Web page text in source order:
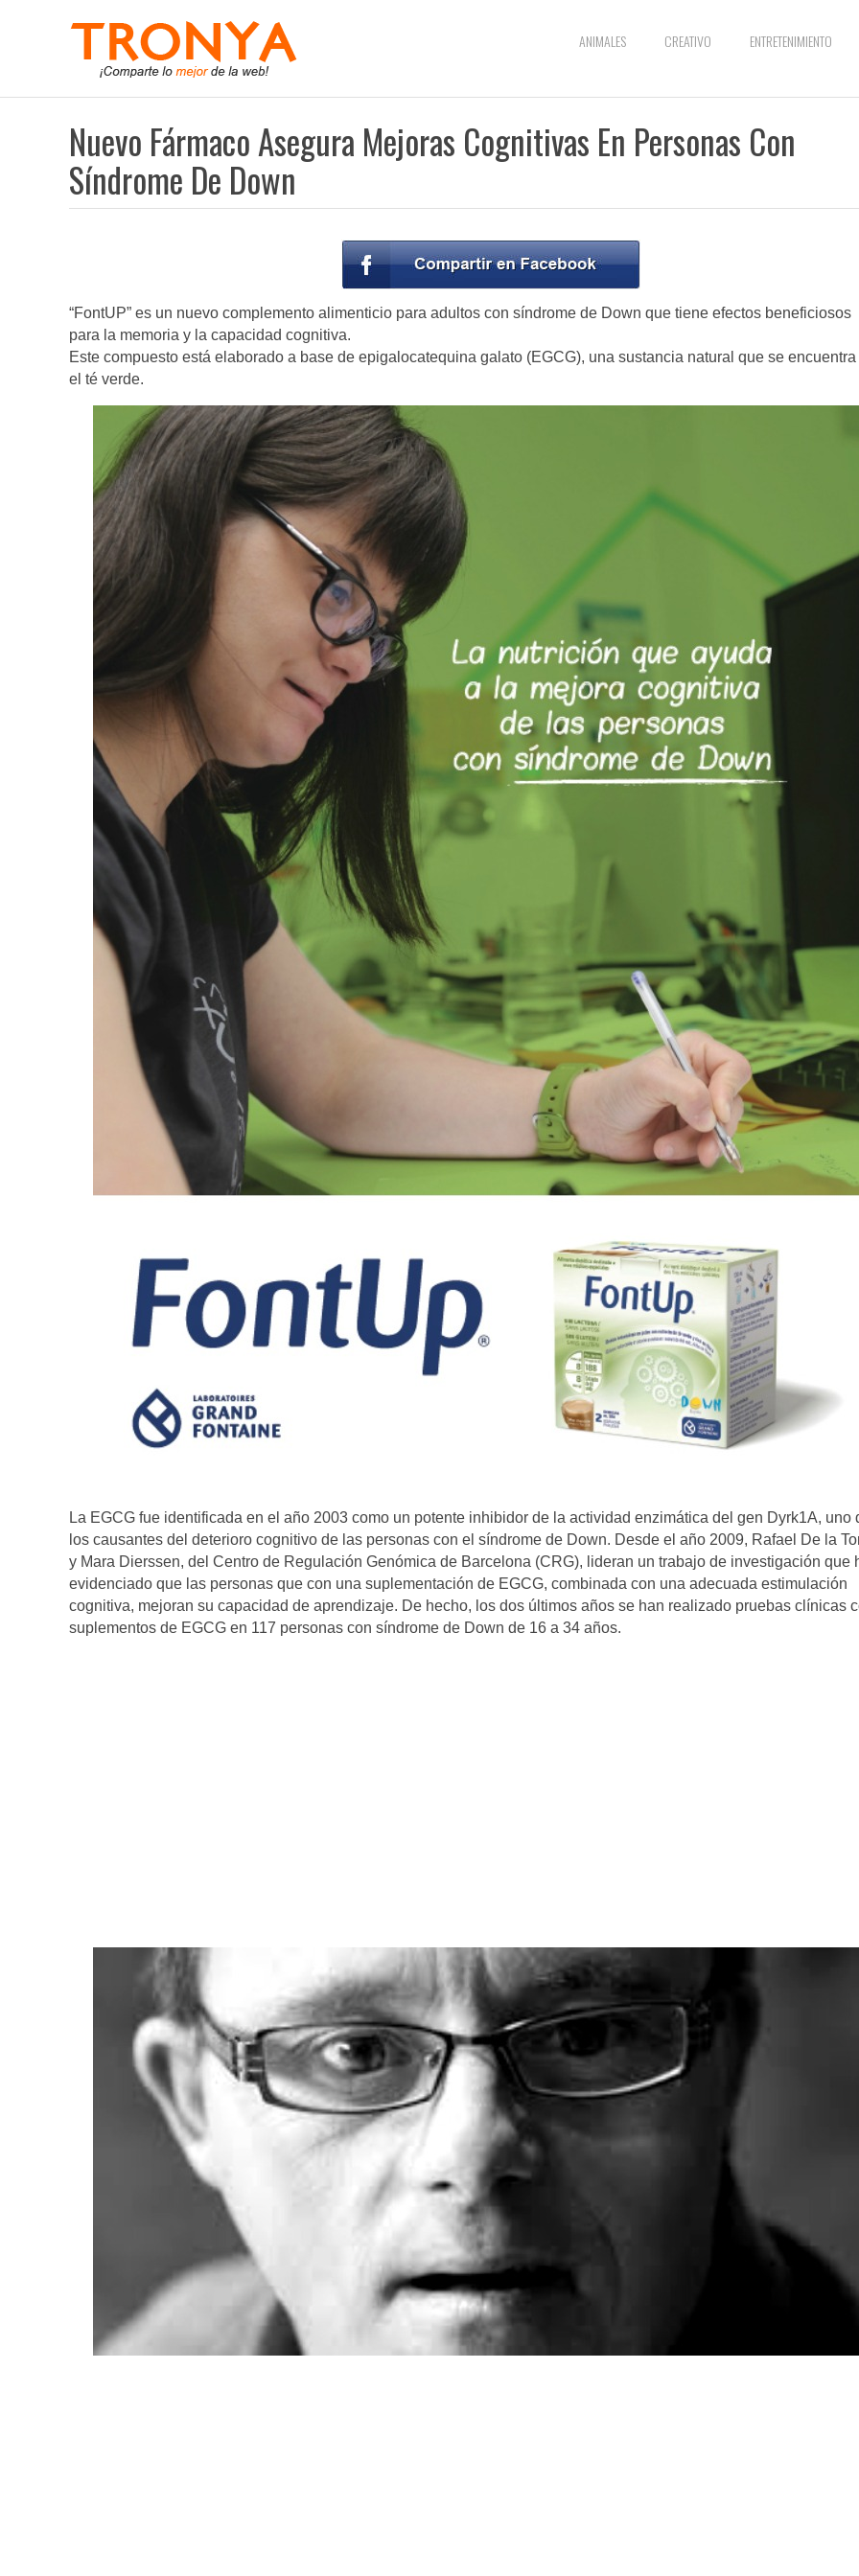
ANIMALES CREATIVO ENTRETENIMIENTO
Nuevo Fármaco Asegura Mejoras Cognitivas En Personas Con
Síndrome De Down
“FontUP” es un nuevo complemento alimenticio para adultos con síndrome de Down que tiene efectos beneficiosos
para la memoria y la capacidad cognitiva.
Este compuesto está elaborado a base de epigalocatequina galato (EGCG), una sustancia natural que se encuentra
el té verde.
La EGCG fue identificada en el año 2003 como un potente inhibidor de la actividad enzimática del gen Dyrk1A, uno
los causantes del deterioro cognitivo de las personas con el síndrome de Down. Desde el año 2009, Rafael De la
y Mara Dierssen, del Centro de Regulación Genómica de Barcelona (CRG), lideran un trabajo de investigación que
evidenciado que las personas que con una suplementación de EGCG, combinada con una adecuada estimulación
cognitiva, mejoran su capacidad de aprendizaje. De hecho, los dos últimos años se han realizado pruebas clínicas
suplementos de EGCG en 117 personas con síndrome de Down de 16 a 34 años.